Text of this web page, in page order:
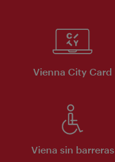
Vienna City Card
Viena sin barreras